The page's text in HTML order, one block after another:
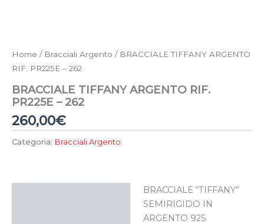
Home / Bracciali Argento / BRACCIALE TIFFANY ARGENTO
RIF. PR225E – 262
BRACCIALE TIFFANY ARGENTO RIF.
PR225E – 262
260,00€
Categoria: Bracciali Argento
BRACCIALE “TIFFANY”
SEMIRIGIDO IN
ARGENTO 925